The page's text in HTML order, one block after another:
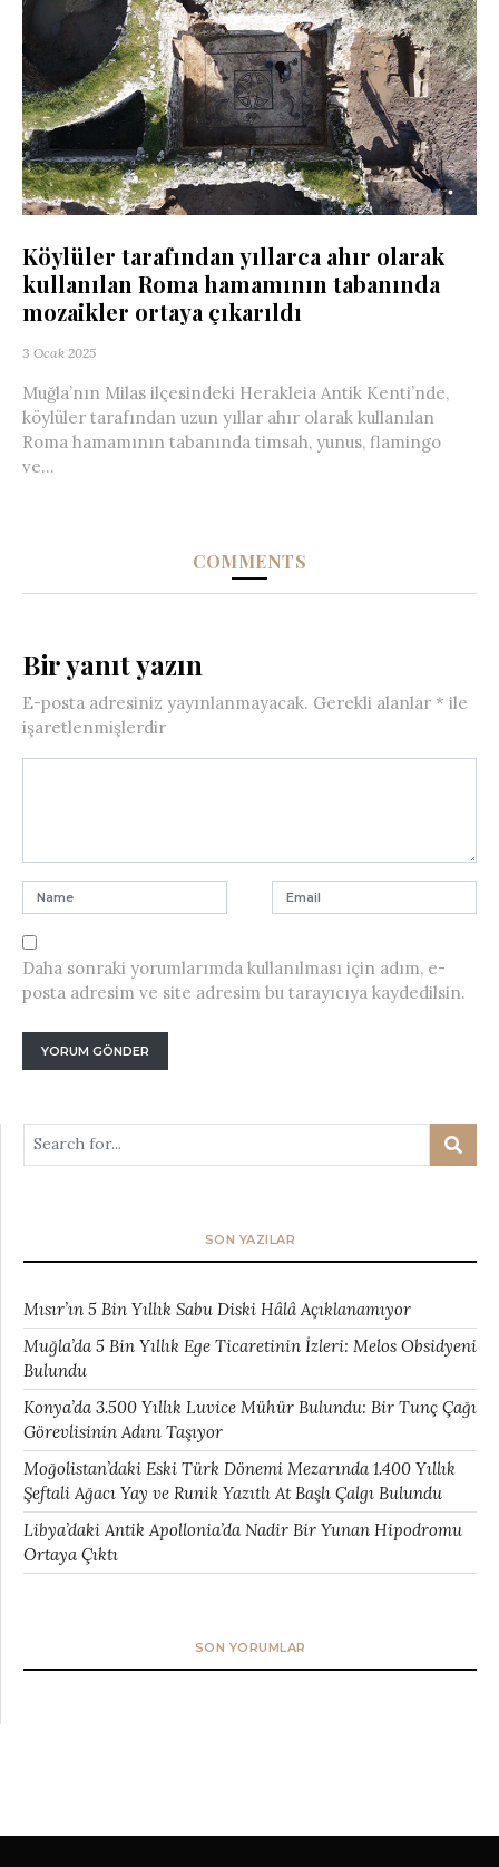
Köylüler tarafından yıllarca ahır olarak
kullanılan Roma hamamının tabanında
mozaikler ortaya çıkarıldı
3 Ocak 2025
Muğla’nın Milas ilçesindeki Herakleia Antik Kenti’nde,
köylüler tarafından uzun yıllar ahır olarak kullanılan
Roma hamamının tabanında timsah, yunus, flamingo
ve...
COMMENTS
Bir yanıt yazın
E-posta adresiniz yayınlanmayacak. Gerekli alanlar * ile
işaretlenmişlerdir
Daha sonraki yorumlarımda kullanılması için adım, e-
posta adresim ve site adresim bu tarayıcıya kaydedilsin.
SON YAZILAR
Mısır’ın 5 Bin Yıllık Sabu Diski Hâlâ Açıklanamıyor
Muğla’da 5 Bin Yıllık Ege Ticaretinin İzleri: Melos Obsidyeni
Bulundu
Konya’da 3.500 Yıllık Luvice Mühür Bulundu: Bir Tunç Çağı
Görevlisinin Adını Taşıyor
Moğolistan’daki Eski Türk Dönemi Mezarında 1.400 Yıllık
Şeftali Ağacı Yay ve Runik Yazıtlı At Başlı Çalgı Bulundu
Libya’daki Antik Apollonia’da Nadir Bir Yunan Hipodromu
Ortaya Çıktı
SON YORUMLAR